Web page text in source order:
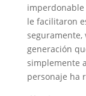
le facilitaron
seguramente,
generación
simplemente
personaje ha